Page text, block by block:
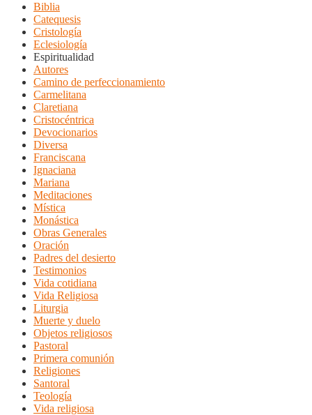
Biblia
Catequesis
Cristología
Eclesiología
Espiritualidad
Autores
Camino de perfeccionamiento
Carmelitana
Claretiana
Cristocéntrica
Devocionarios
Diversa
Franciscana
Ignaciana
Mariana
Meditaciones
Mística
Monástica
Obras Generales
Oración
Padres del desierto
Testimonios
Vida cotidiana
Vida Religiosa
Liturgia
Muerte y duelo
Objetos religiosos
Pastoral
Primera comunión
Religiones
Santoral
Teología
Vida religiosa